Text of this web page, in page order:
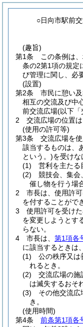
○日向市駅前
(趣旨)
第1条
この条例は
条の2第1項の規定
び管理に関し、必
(設置)
第2条
市民に憩い
相互の交流及び中
前交流広場(以下「
2
交流広場の位置
(使用の許可等)
第3条
交流広場を
該当するものは、
という。)を受けな
(1)
営利を主たる
(2)
競技会、集会
催し物を行う場
2
市長は、使用許
を付することがで
3
使用許可を受け
を変更しようとす
らない。
4
市長は、 第1項各
に該当するときは
(1)
公の秩序又は
れるとき。
(2)
交流広場の施
は滅失するおそ
(3)
その他交流広
き。
(使用時間)
第4条
前条第1項各